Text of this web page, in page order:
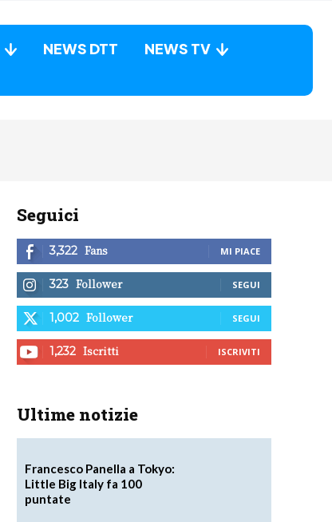
NEWS DTT
NEWS TV
Seguici
3,322 Fans MI PIACE
323 Follower SEGUI
1,002 Follower SEGUI
1,232 Iscritti ISCRIVITI
Ultime notizie
Francesco Panella a Tokyo:
Little Big Italy fa 100
puntate